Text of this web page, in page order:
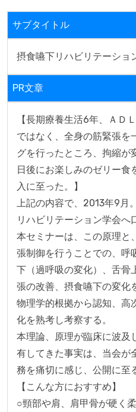
サブタイトル
摂食嚥下リハビリテーショ
PR文章
【長期療養生活6年、ＡＤ
ではなく、全身の筋緊張を
グを行ったところ、拘縮が
日後にお楽しみのゼリー食
入に至った。】
上記の内容で、2013年9
リハビリテーション学会へ
本セミナーは、この原理と
張制御を行うことでの、呼
下（過呼吸の変化）、舌骨
張の改善、摂食嚥下の変化
物理学的根拠から認知、高
化を熟考し考察する。
本理論、原理が臨床に波及
有してきた事実は、当会が
務を痛切に感じ、公開に至
【こんな方におすすめ】
○頸部や肩、肩甲骨が硬く